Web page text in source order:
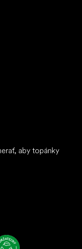
aby topánky